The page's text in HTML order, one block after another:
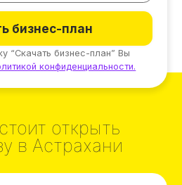
открыть
в Астрахани
запуск магазина
окупаемость